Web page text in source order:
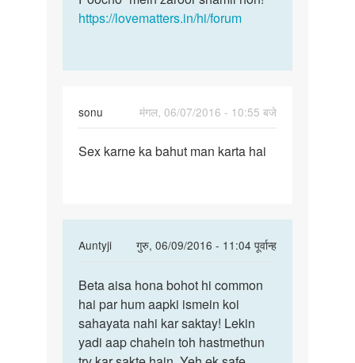
by
Rajak
https://lovematters.in/hi/forum
sonu
मंगल, 06/07/2016 - 10:55 बजे
Sex
karta
Sex karne ka bahut man karta hai
Auntyji
गुरु, 06/09/2016 - 11:04 पूर्वान्ह
In
to
Sex
karne
ka
bahut
Beta
aisa
hona
bohot
hi
Beta aisa hona bohot hi common
hai par hum aapki ismein koi
sahayata nahi kar saktay! Lekin
yadi aap chahein toh hastmethun